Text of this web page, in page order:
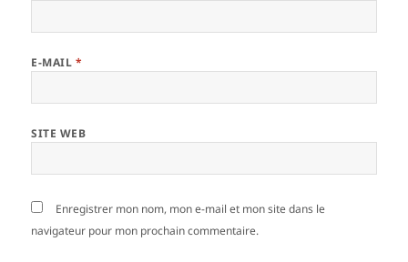
E-MAIL *
SITE WEB
Enregistrer mon nom, mon e-mail et mon site dans le
navigateur pour mon prochain commentaire.